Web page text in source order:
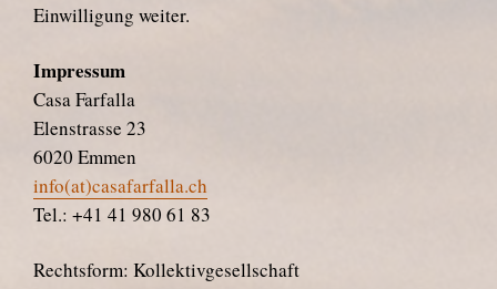
Einwilligung weiter.
Impressum
Casa Farfalla
Elenstrasse 23
6020 Emmen
info(at)casafarfalla.ch
Tel.: +41 41 980 61 83
Rechtsform: Kollektivgesellschaft